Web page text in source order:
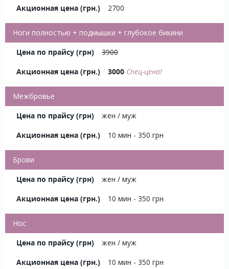
2700
Ноги полностью + подмышки + глубокое бикини
3900
3000 Спец-цена!
Межбровье
жен / муж
10 мин - 350 грн
Брови
жен / муж
10 мин - 350 грн
Нос
жен / муж
10 мин - 350 грн